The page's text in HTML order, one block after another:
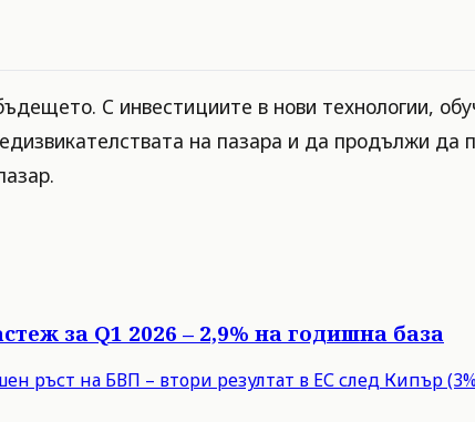
С инвестициите в нови технологии,
на пазара и да продължи да
за Q1 2026 – 2,9% на годишна база
ръст на БВП – втори резултат в ЕС след Кипър